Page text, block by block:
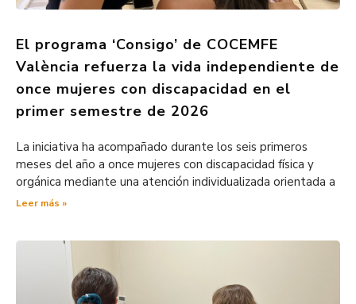
El programa ‘Consigo’ de COCEMFE
València refuerza la vida independiente de
once mujeres con discapacidad en el
primer semestre de 2026
La iniciativa ha acompañado durante los seis primeros
meses del año a once mujeres con discapacidad física y
orgánica mediante una atención individualizada orientada a
Leer más »